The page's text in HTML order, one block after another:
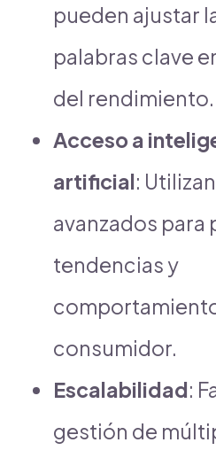
pueden ajustar
palabras clave
del rendimiento.
Acceso a
artificial:
avanzados para
tendencias y
consumidor.
Escalabilidad:
gestión de